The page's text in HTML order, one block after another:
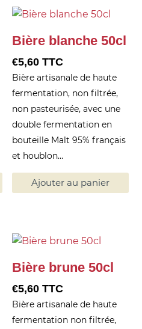
Bière blanche 50cl
€5,60 TTC
Bière artisanale de haute
fermentation, non filtrée,
non pasteurisée, avec une
double fermentation en
bouteille Malt 95% français
et houblon…
Ajouter au panier
Bière brune 50cl
€5,60 TTC
Bière artisanale de haute
fermentation non filtrée,